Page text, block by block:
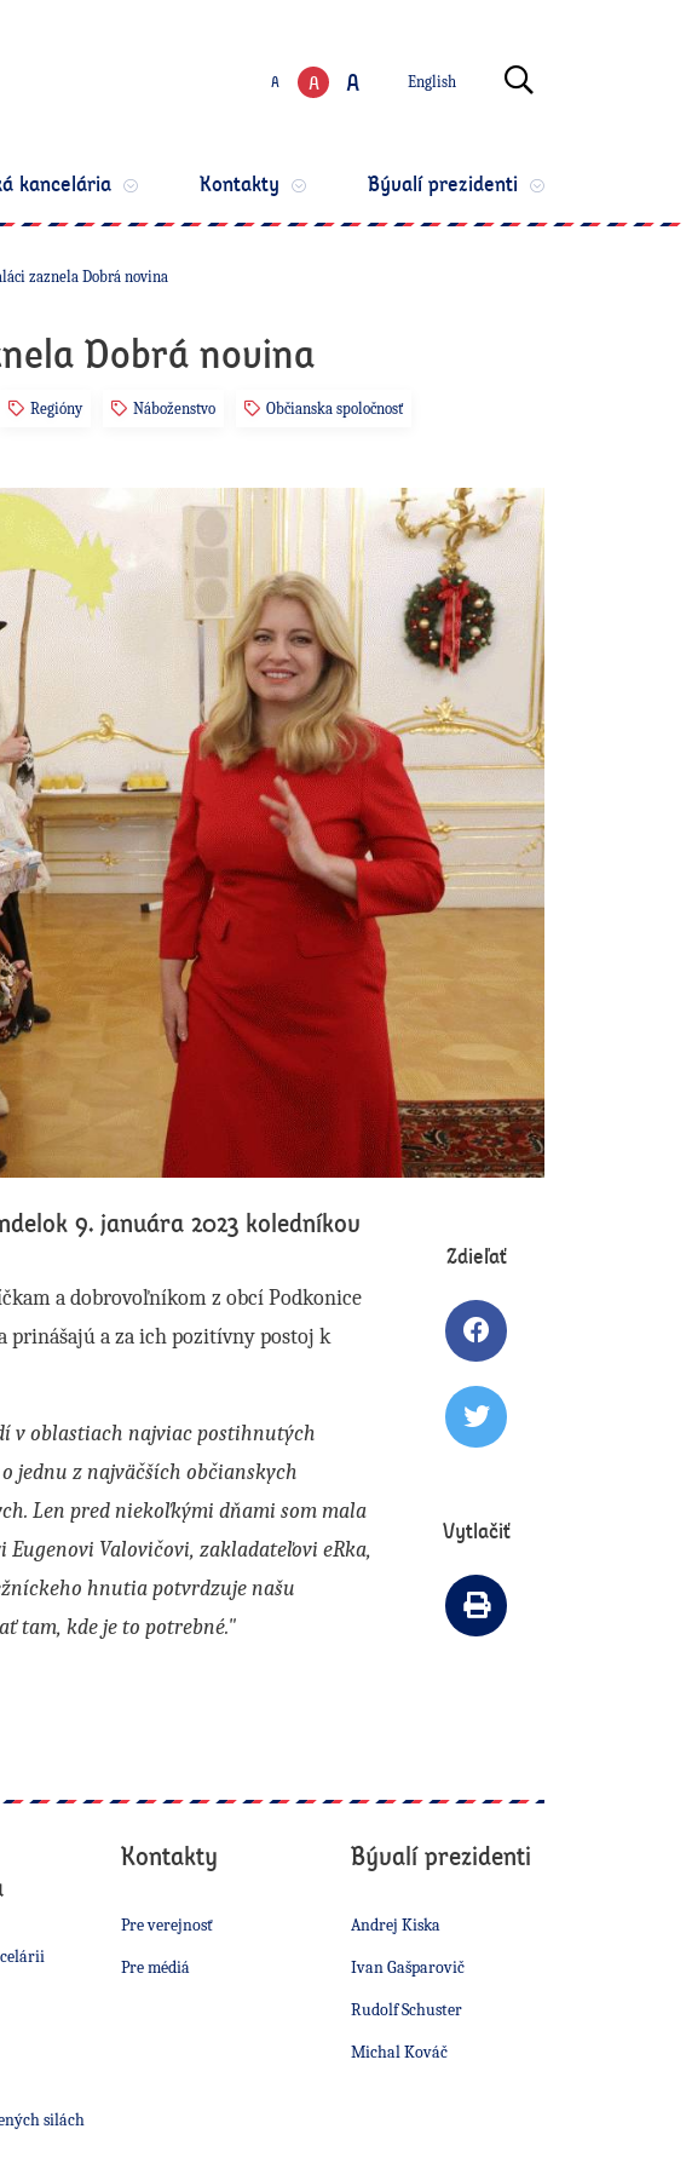
A A A Zmeniť jazyk
English
kancelária Kontakty Bývalí prezidenti
zaznela Dobrá novina
Dobrá novina
Regióny Náboženstvo Občianska spoločnosť
9. januára 2023 koledníkov
a dobrovoľníkom z obcí Podkonice
prinášajú a za ich pozitívny postoj k
v oblastiach najviac postihnutých
jednu z najväčších občianskych
Len pred niekoľkými dňami som mala
Valovičovi, zakladateľovi eRka,
hnutia potvrdzuje našu
tam, kde je to potrebné."
Zdieľať
Zdielať článok na
Tweetovať článok
Vytlačiť
Vytlačiť článok
silách
Kontakty
Pre verejnosť
Pre médiá
Bývalí prezidenti
Andrej Kiska
Ivan Gašparovič
Rudolf Schuster
Michal Kováč